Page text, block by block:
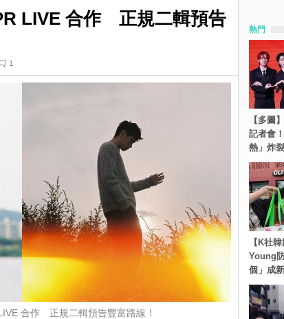
LIVE 合作 正規二輯預告
1
合作 正規二輯預告豐富路線！
熱門
【多圖
記者會
熱」炸
【K社
Young
個」成